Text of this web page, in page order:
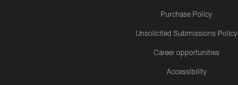
Purchase Policy
Unsolicited Submissions Policy
Career opportunities
Accessibility